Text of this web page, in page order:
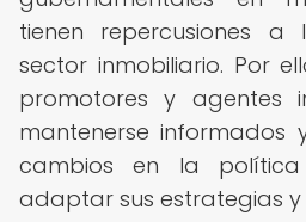
tienen repercusiones
sector inmobiliario. Por
promotores y agentes
mantenerse informados
cambios en la
adaptar sus estrategias y